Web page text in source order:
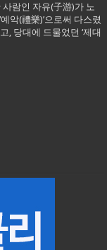
람인 자유(子游)가 노
악(禮樂)’으로써 다스렸
, 당대에 드물었던 ‘제대